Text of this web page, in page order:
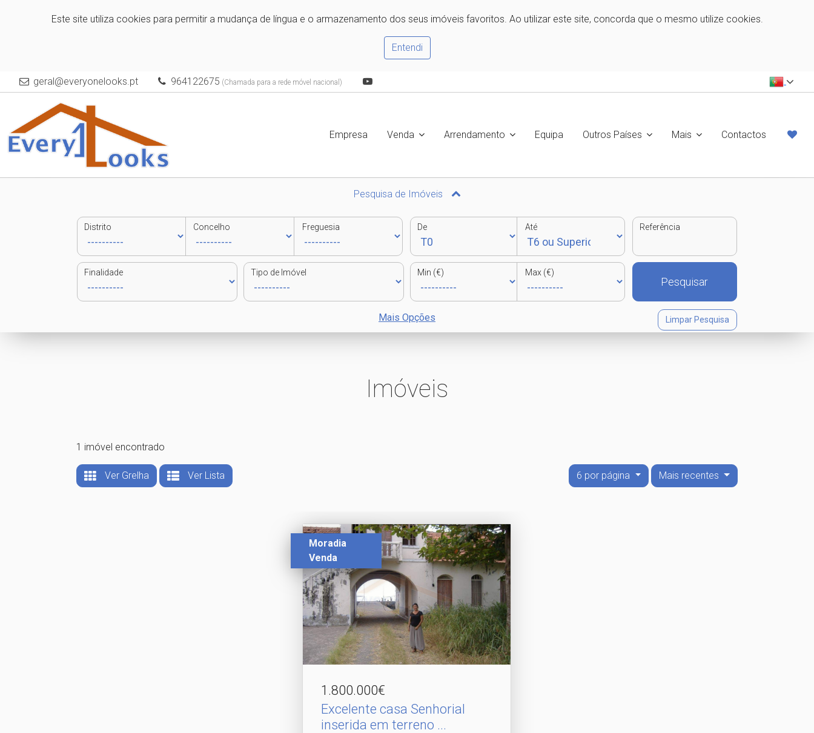
Este site utiliza cookies para permitir a mudança de língua e o armazenamento dos seus imóveis favoritos. Ao utilizar este site, concorda que o mesmo utilize cookies.
Entendi
geral@everyonelooks.pt 964122675 (Chamada para a rede móvel nacional)
Empresa Venda Arrendamento Equipa Outros Países Mais Contactos
Pesquisa de Imóveis
Distrito Concelho Freguesia De Até Referência
Finalidade Tipo de Imóvel Min (€) Max (€)
Pesquisar
Mais Opções Limpar Pesquisa
Imóveis
1 imóvel encontrado
Ver Grelha Ver Lista 6 por página Mais recentes
Moradia
Venda
1.800.000€
Excelente casa Senhorial
inserida em terreno .​..